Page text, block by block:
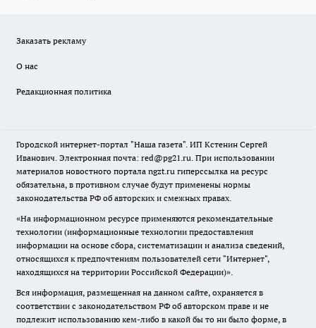
Заказать рекламу
О нас
Редакционная политика
Городской интернет-портал "Наша газета". ИП Кстенин Сергей
Иванович. Электронная почта: red@pg21.ru. При использовании
материалов новостного портала ngzt.ru гиперссылка на ресурс
обязательна, в противном случае будут применены нормы
законодательства РФ об авторских и смежных правах.
«На информационном ресурсе применяются рекомендательные
технологии (информационные технологии предоставления
информации на основе сбора, систематизации и анализа сведений,
относящихся к предпочтениям пользователей сети "Интернет",
находящихся на территории Российской Федерации)».
Вся информация, размещенная на данном сайте, охраняется в
соответствии с законодательством РФ об авторском праве и не
подлежит использованию кем-либо в какой бы то ни было форме, в